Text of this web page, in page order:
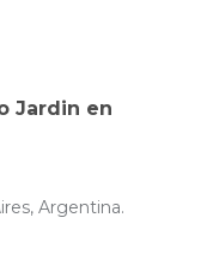
Jardin en
Argentina.